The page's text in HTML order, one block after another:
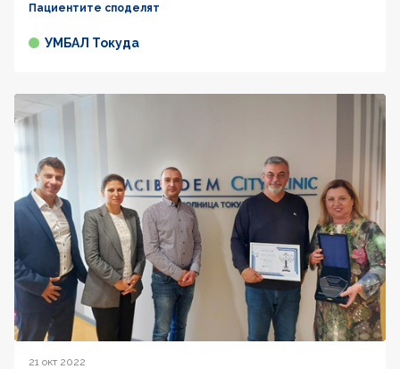
Пациентите споделят
УМБАЛ Токуда
21 окт 2022